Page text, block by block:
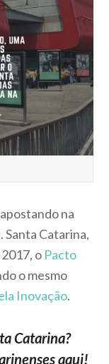
na
Santa Catarina,
o Pacto
o mesmo
Inovação.
Catarina?
aqui!